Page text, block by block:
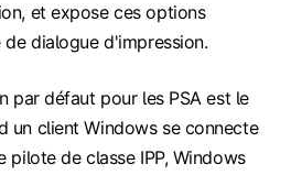
et expose ces options
dialogue d'impression.
par défaut pour les PSA est le
un client Windows se connecte
pilote de classe IPP, Windows